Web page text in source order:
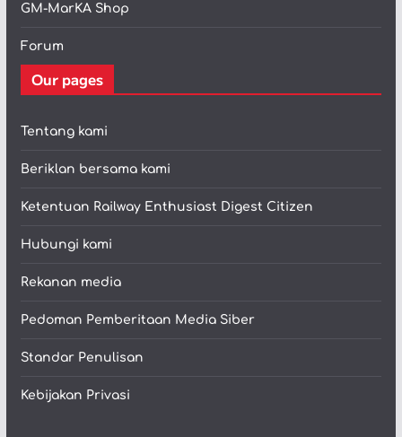
GM-MarKA Shop
Forum
Our pages
Tentang kami
Beriklan bersama kami
Ketentuan Railway Enthusiast Digest Citizen
Hubungi kami
Rekanan media
Pedoman Pemberitaan Media Siber
Standar Penulisan
Kebijakan Privasi